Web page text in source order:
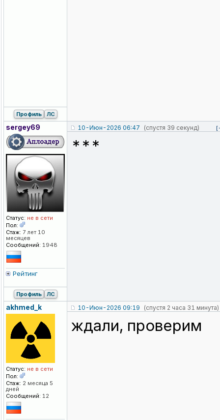
Профиль ЛС
sergey69
Статус: не в сети
Пол:
Стаж: 7 лет 10
месяцев
Сообщений: 1948
Рейтинг
10-Июн-2026 06:47 (спустя 39 секунд)
***
Профиль ЛС
akhmed_k
Статус: не в сети
Пол:
Стаж: 2 месяца 5
дней
Сообщений: 12
10-Июн-2026 09:19 (спустя 2 часа 31 минута)
ждали, проверим